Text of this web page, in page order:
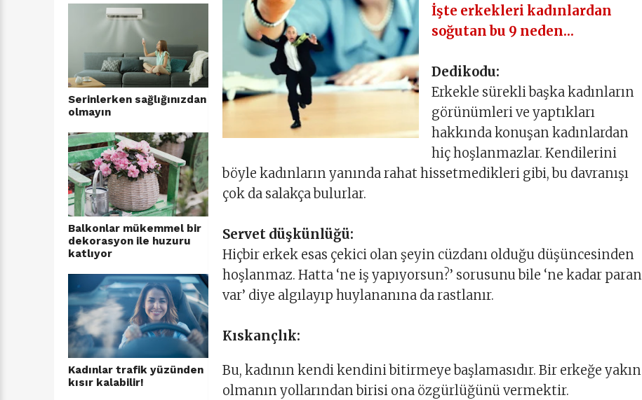
Serinlerken sağlığınızdan
olmayın
Balkonlar mükemmel bir
dekorasyon ile huzuru
katlıyor
Kadınlar trafik yüzünden
kısır kalabilir!
İşte erkekleri kadınlardan
soğutan bu 9 neden…
Dedikodu:
Erkekle sürekli başka kadınların
görünümleri ve yaptıkları
hakkında konuşan kadınlardan
hiç hoşlanmazlar. Kendilerini
böyle kadınların yanında rahat hissetmedikleri gibi, bu davranışı
çok da salakça bulurlar.
Servet düşkünlüğü:
Hiçbir erkek esas çekici olan şeyin cüzdanı olduğu düşüncesinden
hoşlanmaz. Hatta ‘ne iş yapıyorsun?’ sorusunu bile ‘ne kadar paran
var’ diye algılayıp huylananına da rastlanır.
Kıskançlık:
Bu, kadının kendi kendini bitirmeye başlamasıdır. Bir erkeğe yakın
olmanın yollarından birisi ona özgürlüğünü vermektir.